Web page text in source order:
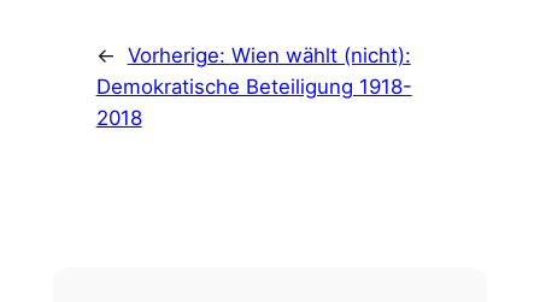
← Vorherige: Wien wählt (nicht):
Demokratische Beteiligung 1918-
2018